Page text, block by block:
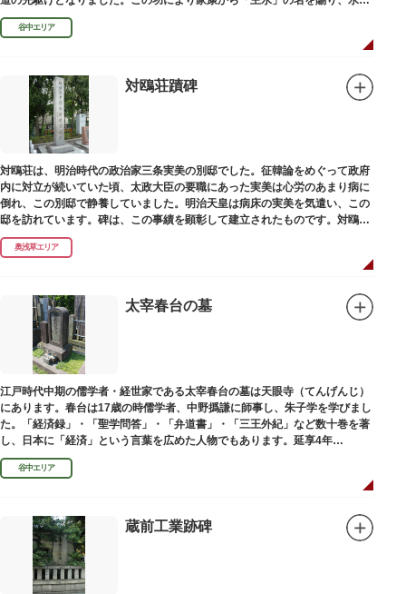
濁らざるを尊しとして「もんと」と読むようになったといわれます。
谷中エリア
対鴎荘蹟碑
対鴎荘は、明治時代の政治家三条実美の別邸でした。征韓論をめぐって政府
内に対立が続いていた頃、太政大臣の要職にあった実美は心労のあまり病に
倒れ、この別邸で静養していました。明治天皇は病床の実美を気遣い、この
邸を訪れています。碑は、この事績を顕彰して建立されたものです。対鴎荘
は、多摩市連光寺に移築されました。
奥浅草エリア
太宰春台の墓
江戸時代中期の儒学者・経世家である太宰春台の墓は天眼寺（てんげんじ）
にあります。春台は17歳の時儒学者、中野撝謙に師事し、朱子学を学びまし
た。「経済録」・「聖学問答」・「弁道書」・「三王外紀」など数十巻を著
し、日本に「経済」という言葉を広めた人物でもあります。延享4年
（1747）に没しました。
谷中エリア
蔵前工業跡碑